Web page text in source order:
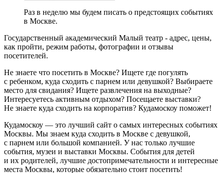
Раз в неделю мы будем писать о предстоящих событиях
в Москве.
Государственный академический Малый театр - адрес, цены,
как пройти, режим работы, фотографии и отзывы
посетителей.
Не знаете что посетить в Москве? Ищете где погулять
с ребенком, куда сходить с парнем или девушкой? Выбираете
место для свидания? Ищете развлечения на выходные?
Интересуетесь активным отдыхом? Посещаете выставки?
Не знаете куда сходить на корпоратив? Кудамоскоу поможет!
Кудамоскоу — это лучший сайт о самых интересных событиях
Москвы. Мы знаем куда сходить в Москве с девушкой,
с парнем или большой компанией. У нас только лучшие
события, музеи и выставки Москвы. События для детей
и их родителей, лучшие достопримечательности и интересные
места Москвы, которые обязательно стоит посетить!